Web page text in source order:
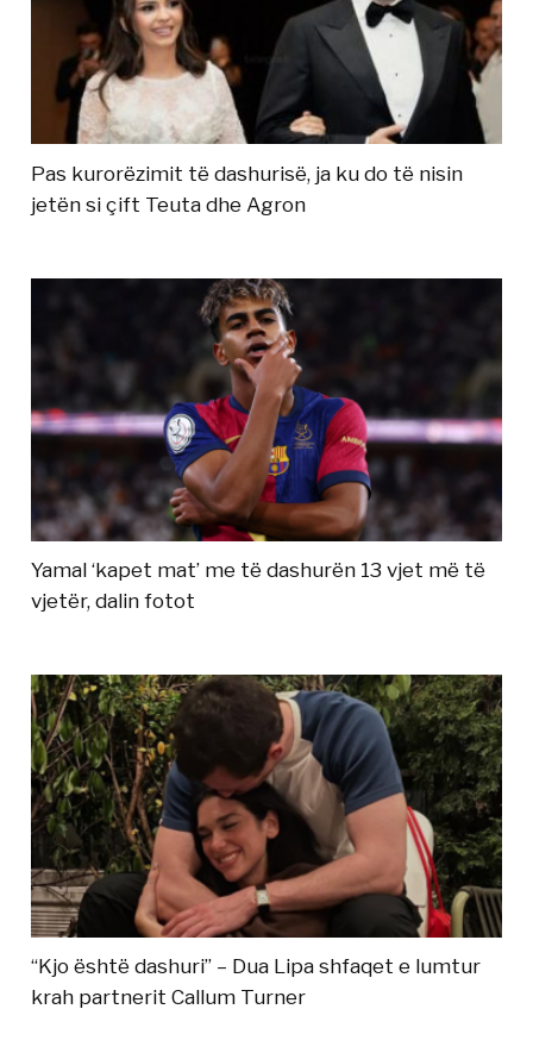
Pas kurorëzimit të dashurisë, ja ku do të nisin
jetën si çift Teuta dhe Agron
Yamal ‘kapet mat’ me të dashurën 13 vjet më të
vjetër, dalin fotot
“Kjo është dashuri” – Dua Lipa shfaqet e lumtur
krah partnerit Callum Turner